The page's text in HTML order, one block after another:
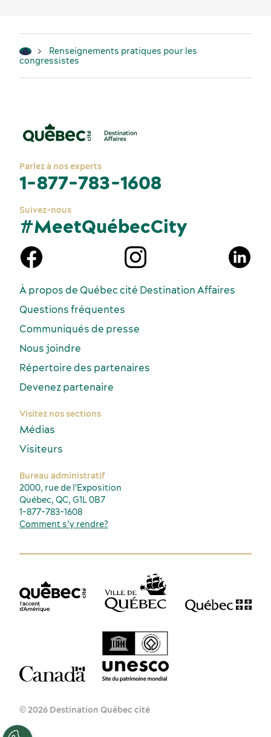
EN
FR
Renseignements pratiques pour les
congressistes
Parlez à nos experts
1-877-783-1608
Suivez-nous
#MeetQuébecCity
À propos de Québec cité Destination Affaires
Questions fréquentes
Communiqués de presse
Nous joindre
Répertoire des partenaires
Devenez partenaire
Visitez nos sections
Médias
Visiteurs
Bureau administratif
2000, rue de l'Exposition
Québec, QC, G1L 0B7
1-877-783-1608
Comment s’y rendre?
© 2026 Destination Québec cité